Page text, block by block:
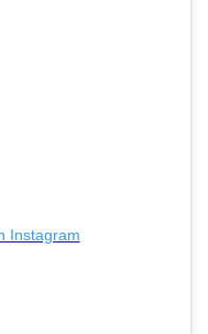
Instagram